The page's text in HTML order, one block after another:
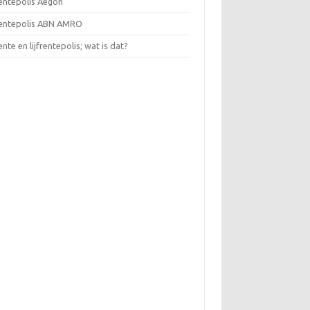
ABN AMRO
en lijfrentepolis; wat is dat?